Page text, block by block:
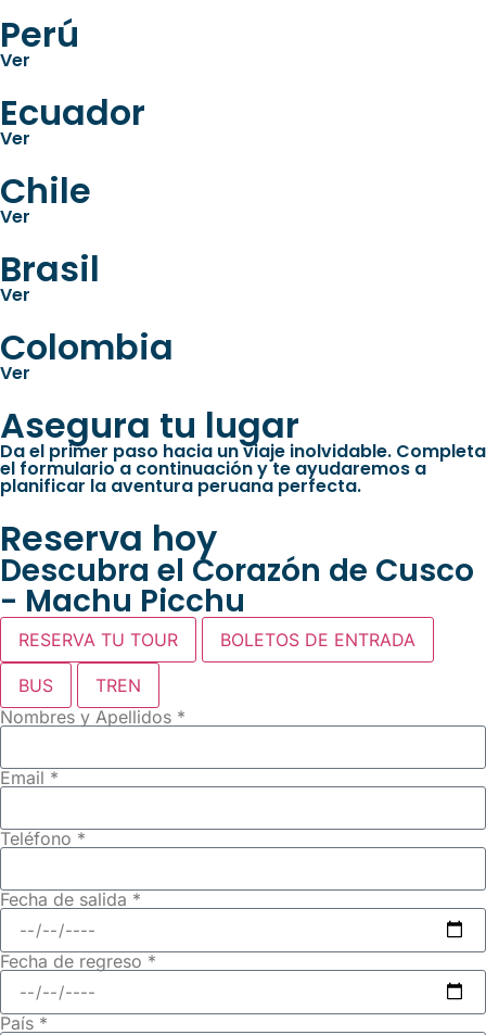
Perú
Ver
Ecuador
Ver
Chile
Ver
Brasil
Ver
Colombia
Ver
Asegura tu lugar
Da el primer paso hacia un viaje inolvidable. Completa
el formulario a continuación y te ayudaremos a
planificar la aventura peruana perfecta.
Reserva hoy
Descubra el Corazón de Cusco
- Machu Picchu
RESERVA TU TOUR BOLETOS DE ENTRADA
BUS
TREN
Nombres y Apellidos *
Email *
Teléfono *
Fecha de salida *
Fecha de regreso *
País *